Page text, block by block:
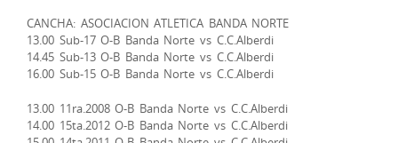
CANCHA: ASOCIACION ATLETICA BANDA NORTE
13.00 Sub-17 O-B Banda Norte vs C.C.Alberdi
14.45 Sub-13 O-B Banda Norte vs C.C.Alberdi
16.00 Sub-15 O-B Banda Norte vs C.C.Alberdi
13.00 11ra.2008 O-B Banda Norte vs C.C.Alberdi
14.00 15ta.2012 O-B Banda Norte vs C.C.Alberdi